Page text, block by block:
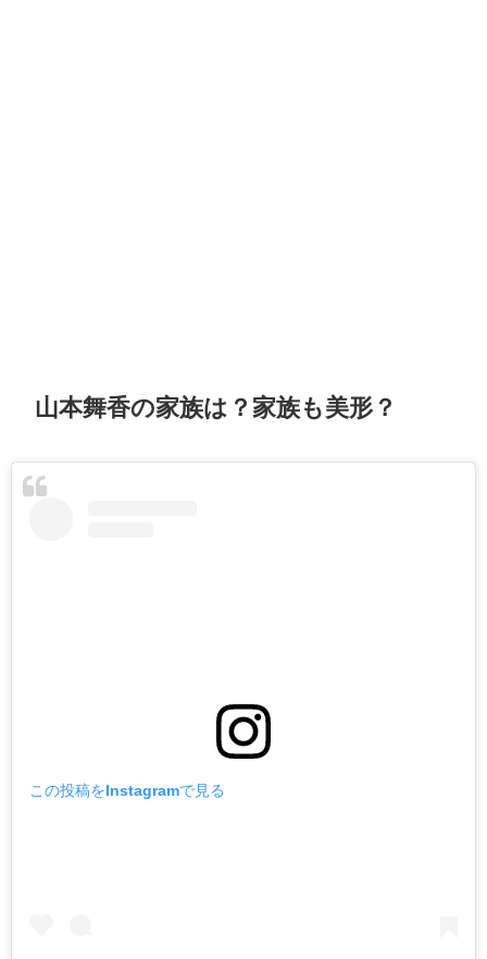
山本舞香の家族は？家族も美形？
この投稿をInstagramで見る